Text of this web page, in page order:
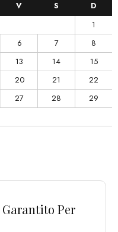
V S
D
1
6 7
8
13 14
15
20 21
22
27 28
29
Per